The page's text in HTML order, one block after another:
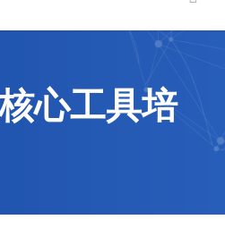
心工具培